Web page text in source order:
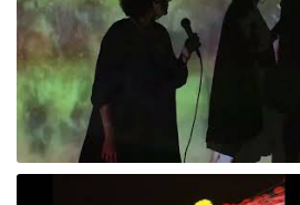
Empatía 4.0 // La emoción - París